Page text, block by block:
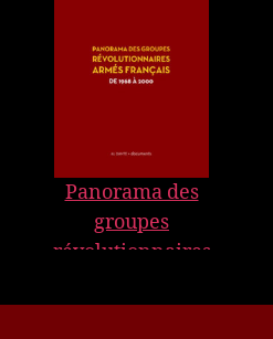
Panorama des
groupes
révolutionnaires